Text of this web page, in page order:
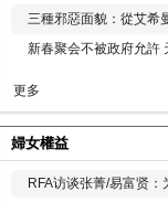
三種邪惡面貌：從艾希
新春聚会不被政府允許
更多
婦女權益
RFA访谈张菁/易富贤